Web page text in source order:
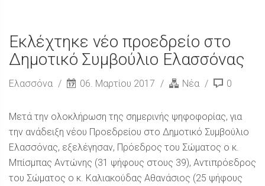
Εκλέχτηκε νέο προεδρείο στο
Δημοτικό Συμβούλιο Ελασσόνας
Ελασσόνα 06. Μαρτίου 2017 Νέα 0
Μετά την ολοκλήρωση της σημερινής ψηφοφορίας, για
την ανάδειξη νέου Προεδρείου στο Δημοτικό Συμβούλιο
Ελασσόνας, εξελέγησαν, Πρόεδρος του Σώματος ο κ.
Μπίσμπας Αντώνης (31 ψήφους στους 39), Αντιπρόεδρος
του Σώματος ο κ. Καλιακούδας Αθανάσιος (25 ψήφους